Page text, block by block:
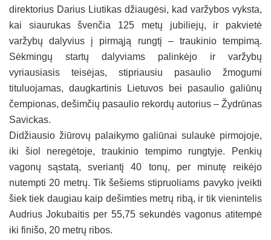
direktorius Darius Liutikas džiaugėsi, kad varžybos vyksta,
kai siaurukas švenčia 125 metų jubiliejų, ir pakvietė
varžybų dalyvius į pirmąją rungtį – traukinio tempimą.
Sėkmingų startų dalyviams palinkėjo ir varžybų
vyriausiasis teisėjas, stipriausiu pasaulio žmogumi
tituluojamas, daugkartinis Lietuvos bei pasaulio galiūnų
čempionas, dešimčių pasaulio rekordų autorius – Žydrūnas
Savickas.
Didžiausio žiūrovų palaikymo galiūnai sulaukė pirmojoje,
iki šiol neregėtoje, traukinio tempimo rungtyje. Penkių
vagonų sąstatą, sveriantį 40 tonų, per minutę reikėjo
nutempti 20 metrų. Tik šešiems stipruoliams pavyko įveikti
šiek tiek daugiau kaip dešimties metrų ribą, ir tik vienintelis
Audrius Jokubaitis per 55,75 sekundės vagonus atitempė
iki finišo, 20 metrų ribos.